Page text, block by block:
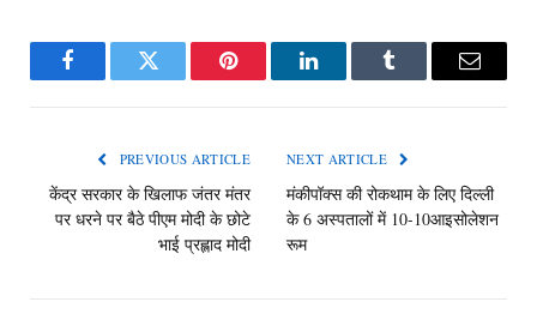
FacebookTwitter Pinterest LinkedInTumblr Email
PREVIOUS ARTICLE
केंद्र सरकार के खिलाफ जंतर मंतर
पर धरने पर बैठे पीएम मोदी के छोटे
भाई प्रह्लाद मोदी
NEXT ARTICLE
मंकीपॉक्स की रोकथाम के लिए दिल्‍ली
के 6 अस्पतालों में 10-10आइसोलेशन
रूम